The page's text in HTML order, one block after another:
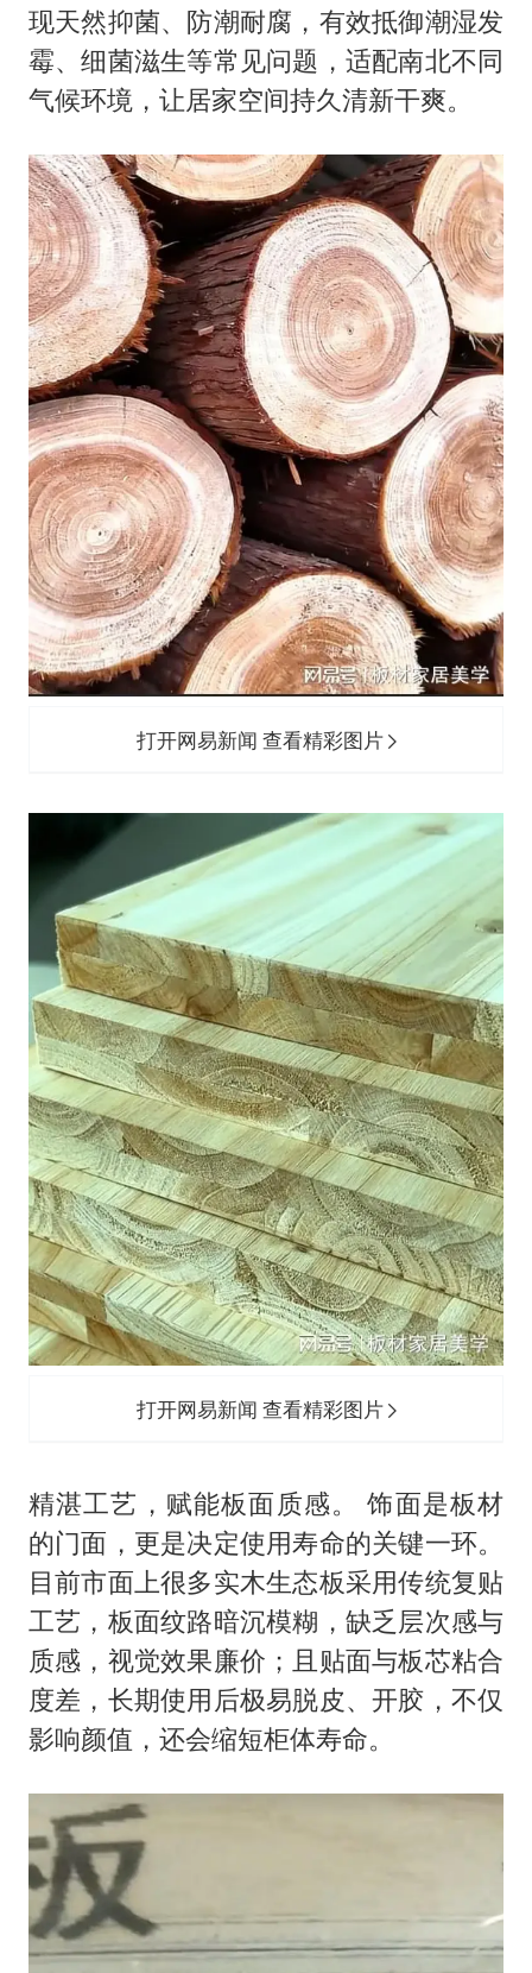
现天然抑菌、防潮耐腐，有效抵御潮湿发
霉、细菌滋生等常见问题，适配南北不同
气候环境，让居家空间持久清新干爽。
打开网易新闻 查看精彩图片
打开网易新闻 查看精彩图片
精湛工艺，赋能板面质感。 饰面是板材
的门面，更是决定使用寿命的关键一环。
目前市面上很多实木生态板采用传统复贴
工艺，板面纹路暗沉模糊，缺乏层次感与
质感，视觉效果廉价；且贴面与板芯粘合
度差，长期使用后极易脱皮、开胶，不仅
影响颜值，还会缩短柜体寿命。